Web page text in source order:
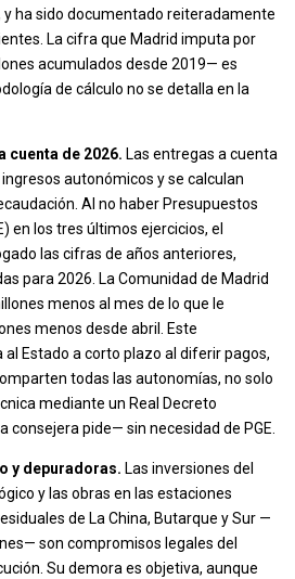
ha sido documentado reiteradamente
La cifra que Madrid imputa por
acumulados desde 2019— es
de cálculo no se detalla en la
cuenta de 2026. Las entregas a cuenta
autonómicos y se calculan
Al no haber Presupuestos
en los tres últimos ejercicios, el
las cifras de años anteriores,
para 2026. La Comunidad de Madrid
menos al mes de lo que le
menos desde abril. Este
Estado a corto plazo al diferir pagos,
todas las autonomías, no solo
mediante un Real Decreto
pide— sin necesidad de PGE.
y depuradoras. Las inversiones del
y las obras en las estaciones
de La China, Butarque y Sur —
son compromisos legales del
Su demora es objetiva, aunque